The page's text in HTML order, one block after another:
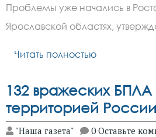
Проблемы уже начались в
Ярославской областях,
Читать полностью
132 вражеских
территорией
"Наша газета" 0 Оставьте